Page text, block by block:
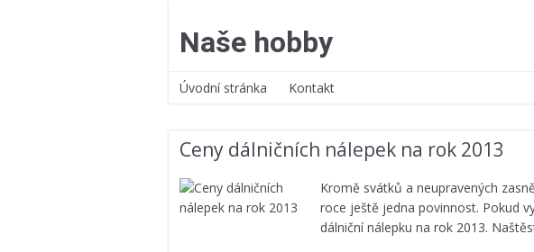
obsahu
Naše hobby
Úvodní stránka Kontakt
Ceny dálničních nálepek na rok 2013
Kromě svátků a neupravených
roce ještě jedna povinnost. Pokud
dálniční nálepku na rok 2013.